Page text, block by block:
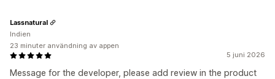
5 juni 2026
Message for the developer, please add review in the product
Lassnatural
Indien
23 minuter användning av appen